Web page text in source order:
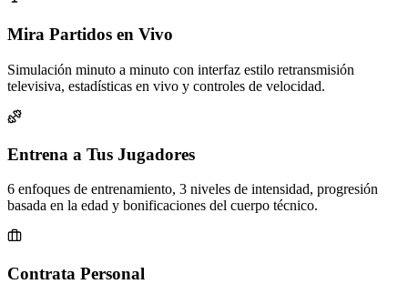
Mira Partidos en Vivo
Simulación minuto a minuto con interfaz estilo retransmisión
televisiva, estadísticas en vivo y controles de velocidad.
Entrena a Tus Jugadores
6 enfoques de entrenamiento, 3 niveles de intensidad, progresión
basada en la edad y bonificaciones del cuerpo técnico.
Contrata Personal